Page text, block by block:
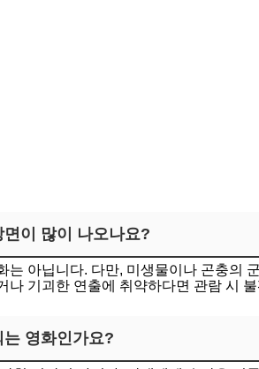
이 많이 나오나요?
는 아닙니다. 다만, 미생물이나 곤충의
나 기괴한 연출에 취약하다면 관람 시
영화인가요?